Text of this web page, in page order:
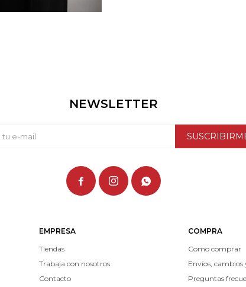
EMPRESA
Tiendas
Trabaja con nosotros
Contacto
COMPRA
Como comprar
Envíos, cambios
Preguntas
NEWSLETTER
  